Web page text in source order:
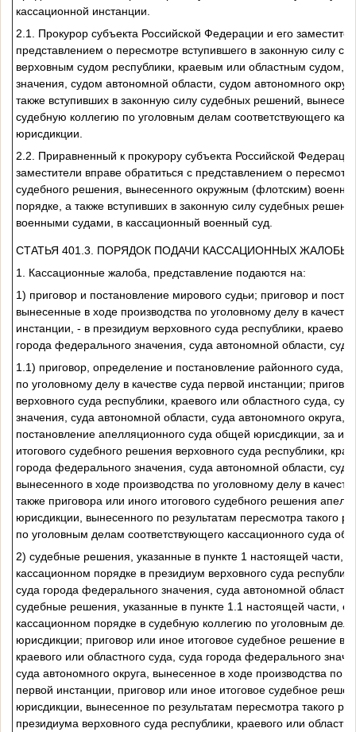
кассационной инстанции.
2.1. Прокурор субъекта Российской Федерации и его
представлением о пересмотре вступившего в законную силу
верховным судом республики, краевым или областным судом,
значения, судом автономной области, судом автономного
также вступивших в законную силу судебных решений,
судебную коллегию по уголовным делам соответствующего
юрисдикции.
2.2. Приравненный к прокурору субъекта Российской
заместители вправе обратиться с представлением о
судебного решения, вынесенного окружным (флотским)
порядке, а также вступивших в законную силу судебных
военными судами, в кассационный военный суд.
СТАТЬЯ 401.3. ПОРЯДОК ПОДАЧИ КАССАЦИОННЫХ
1. Кассационные жалоба, представление подаются на:
1) приговор и постановление мирового судьи; приговор и
вынесенные в ходе производства по уголовному делу в
инстанции, - в президиум верховного суда республики,
города федерального значения, суда автономной области, суда
1.1) приговор, определение и постановление районного суда,
по уголовному делу в качестве суда первой инстанции;
верховного суда республики, краевого или областного суда,
значения, суда автономной области, суда автономного округа,
постановление апелляционного суда общей юрисдикции, за
итогового судебного решения верховного суда республики,
города федерального значения, суда автономной области, суда
вынесенного в ходе производства по уголовному делу в
также приговора или иного итогового судебного решения
юрисдикции, вынесенного по результатам пересмотра такого
по уголовным делам соответствующего кассационного суда
2) судебные решения, указанные в пункте 1 настоящей части,
кассационном порядке в президиум верховного суда
суда города федерального значения, суда автономной области,
судебные решения, указанные в пункте 1.1 настоящей части,
кассационном порядке в судебную коллегию по уголовным
юрисдикции; приговор или иное итоговое судебное решение
краевого или областного суда, суда города федерального
суда автономного округа, вынесенное в ходе производства по
первой инстанции, приговор или иное итоговое судебное
юрисдикции, вынесенное по результатам пересмотра такого
президиума верховного суда республики, краевого или